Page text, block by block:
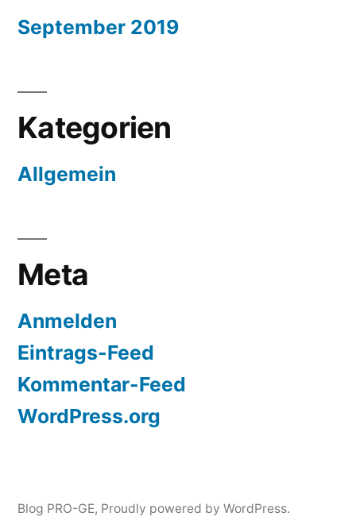
September 2019
Kategorien
Allgemein
Meta
Anmelden
Eintrags-Feed
Kommentar-Feed
WordPress.org
Blog PRO-GE, Proudly powered by WordPress.